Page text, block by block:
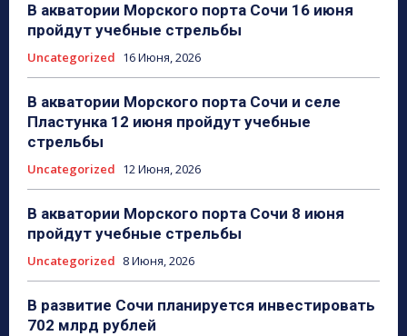
В акватории Морского порта Сочи 16 июня
пройдут учебные стрельбы
Uncategorized 16 Июня, 2026
В акватории Морского порта Сочи и селе
Пластунка 12 июня пройдут учебные
стрельбы
Uncategorized 12 Июня, 2026
В акватории Морского порта Сочи 8 июня
пройдут учебные стрельбы
Uncategorized 8 Июня, 2026
В развитие Сочи планируется инвестировать
702 млрд рублей